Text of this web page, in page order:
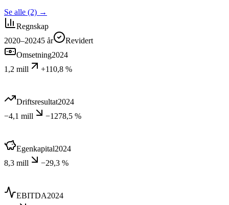
Se alle (2) →
Regnskap
2020–20245 år
Revidert
Omsetning2024
1,2 mill
+110,8 %
Driftsresultat2024
−4,1 mill
−1278,5 %
Egenkapital2024
8,3 mill
−29,3 %
EBITDA2024